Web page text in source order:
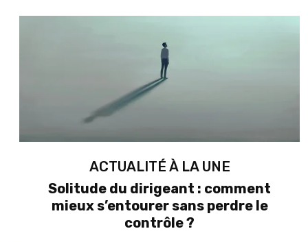
ACTUALITÉ À LA UNE
Solitude du dirigeant : comment
mieux s’entourer sans perdre le
contrôle ?